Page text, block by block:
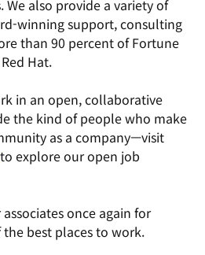
also provide a variety of
winning support, consulting
than 90 percent of Fortune
Hat.
in an open, collaborative
the kind of people who make
as a company—visit
to explore our open job
once again for
best places to work.